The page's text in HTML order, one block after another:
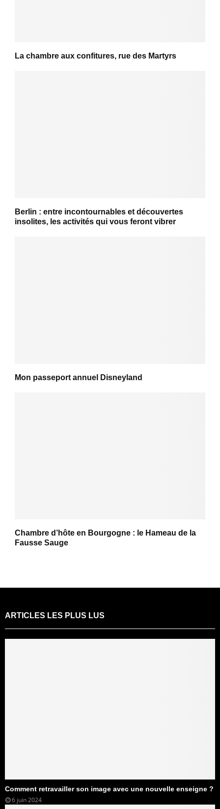
La chambre aux confitures, rue des Martyrs
Berlin : entre incontournables et découvertes
insolites, les activités qui vous feront vibrer
Mon passeport annuel Disneyland
Chambre d’hôte en Bourgogne : le Hameau de la
Fausse Sauge
ARTICLES LES PLUS LUS
Comment retravailler son image avec une nouvelle enseigne ?
6 juin 2024